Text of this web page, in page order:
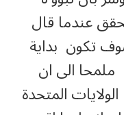
عندما قال
تكون بداية
ملمحا الى ان
المتحدة